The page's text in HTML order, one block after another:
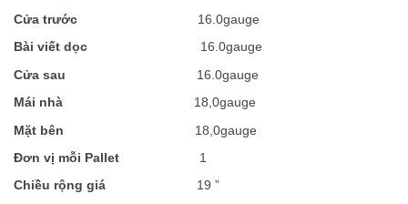
Cửa trước 16.0gauge
Bài viết dọc 16.0gauge
Cửa sau 16.0gauge
Mái nhà 18,0gauge
Mặt bên 18,0gauge
Đơn vị mỗi Pallet 1
Chiều rộng giá 19 ”